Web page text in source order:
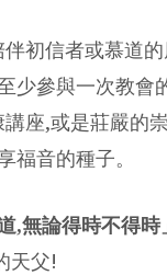
初信者或慕道
少參與一次教
座,或是莊嚴的
音的種子。
,無論得時不得時
天父!